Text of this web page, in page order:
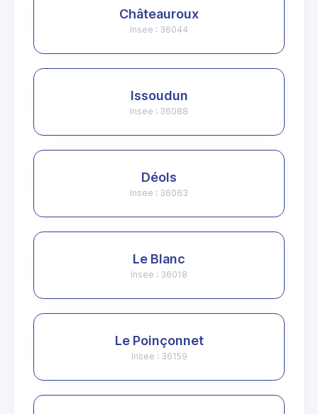
Châteauroux
Insee : 36044
Issoudun
Insee : 36088
Déols
Insee : 36063
Le Blanc
Insee : 36018
Le Poinçonnet
Insee : 36159